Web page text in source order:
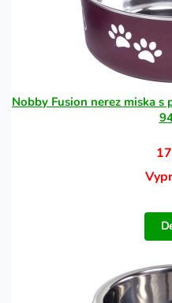
Nobby Fusion nerez miska